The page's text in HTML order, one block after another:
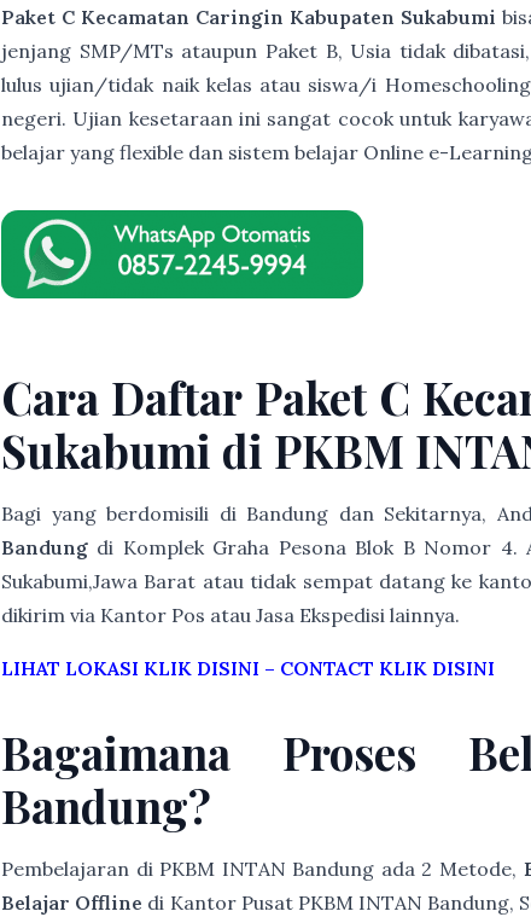
Paket C Kecamatan Caringin Kabupaten Sukabumi
jenjang SMP/MTs ataupun Paket B, Usia tidak
lulus ujian/tidak naik kelas atau siswa/i
negeri. Ujian kesetaraan ini sangat cocok untuk
belajar yang flexible dan sistem belajar Online e-
Cara Daftar Paket C
Sukabumi di PKBM
Bagi yang berdomisili di Bandung dan Sekitarnya,
Bandung di Komplek Graha Pesona Blok B Nomor
Sukabumi,Jawa Barat atau tidak sempat datang ke
dikirim via Kantor Pos atau Jasa Ekspedisi lainnya.
LIHAT LOKASI KLIK DISINI – CONTACT KLIK DISINI
Bagaimana Proses
Bandung?
Pembelajaran di PKBM INTAN Bandung ada 2 Metode,
Belajar Offline di Kantor Pusat PKBM INTAN Bandung,